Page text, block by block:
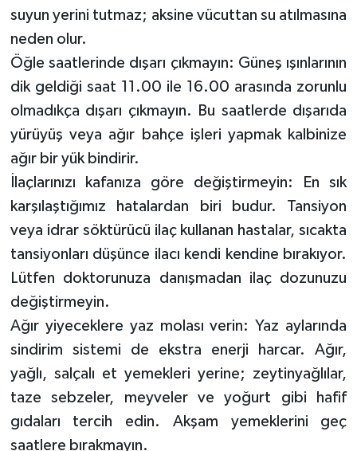
suyun yerini tutmaz; aksine vücuttan su atılmasına
neden olur.
Öğle saatlerinde dışarı çıkmayın: Güneş ışınlarının
dik geldiği saat 11.00 ile 16.00 arasında zorunlu
olmadıkça dışarı çıkmayın. Bu saatlerde dışarıda
yürüyüş veya ağır bahçe işleri yapmak kalbinize
ağır bir yük bindirir.
İlaçlarınızı kafanıza göre değiştirmeyin: En sık
karşılaştığımız hatalardan biri budur. Tansiyon
veya idrar söktürücü ilaç kullanan hastalar, sıcakta
tansiyonları düşünce ilacı kendi kendine bırakıyor.
Lütfen doktorunuza danışmadan ilaç dozunuzu
değiştirmeyin.
Ağır yiyeceklere yaz molası verin: Yaz aylarında
sindirim sistemi de ekstra enerji harcar. Ağır,
yağlı, salçalı et yemekleri yerine; zeytinyağlılar,
taze sebzeler, meyveler ve yoğurt gibi hafif
gıdaları tercih edin. Akşam yemeklerini geç
saatlere bırakmayın.